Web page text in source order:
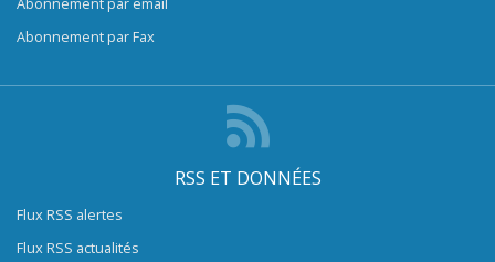
Abonnement par Fax
RSS ET DONNÉES
Flux RSS alertes
Flux RSS actualités